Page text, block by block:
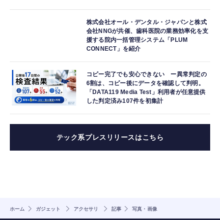
株式会社オール・デンタル・ジャパンと株式
会社NNGが共催、歯科医院の業務効率化を支
援する院内一括管理システム「PLUM
CONNECT」を紹介
コピー完了でも安心できない ー異常判定の
6割は、コピー後にデータを確認して判明。
「DATA119 Media Test」利用者が任意提供
した判定済み107件を初集計
テック系プレスリリースはこちら
ホーム ガジェット アクセサリ 記事 写真・画像